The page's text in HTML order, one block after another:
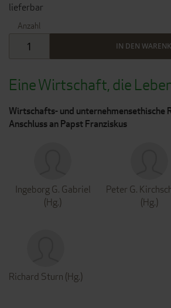
Eine Wirtschaft, die
Wirtschafts- und unternehmensethische
Anschluss an Papst Franziskus
Ingeborg G. Gabriel
(Hg.)
Peter G.
(Hg.)
Richard Sturn (Hg.)
lieferbar
Anzahl
IN DEN